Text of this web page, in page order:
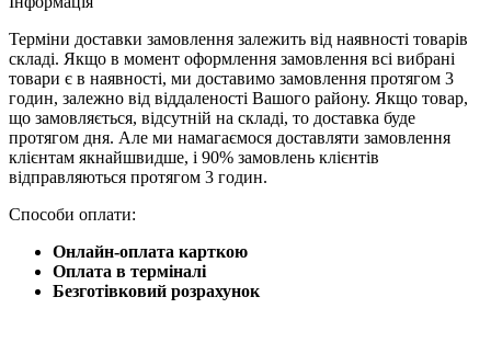
Терміни доставки замовлення залежить від наявності товарів
складі. Якщо в момент оформлення замовлення всі вибрані
товари є в наявності, ми доставимо замовлення протягом 3
годин, залежно від віддаленості Вашого району. Якщо товар,
що замовляється, відсутній на складі, то доставка буде
протягом дня. Але ми намагаємося доставляти замовлення
клієнтам якнайшвидше, і 90% замовлень клієнтів
відправляються протягом 3 годин.
Способи оплати:
Онлайн-оплата карткою
Оплата в терміналі
Безготівковий розрахунок